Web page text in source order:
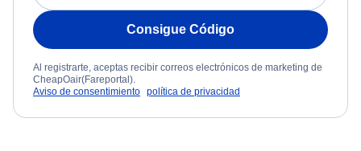
Consigue Código
Al registrarte, aceptas recibir correos electrónicos de marketing de
CheapOair(Fareportal).
Aviso de consentimiento política de privacidad